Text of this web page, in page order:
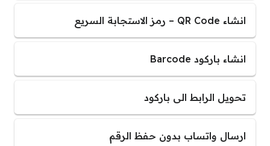
انشاء QR Code – رمز الاستجابة السريع
انشاء باركود Barcode
تحويل الرابط الى باركود
ارسال واتساب بدون حفظ الرقم